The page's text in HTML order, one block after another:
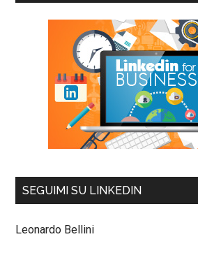
SEGUIMI SU LINKEDIN
Leonardo Bellini